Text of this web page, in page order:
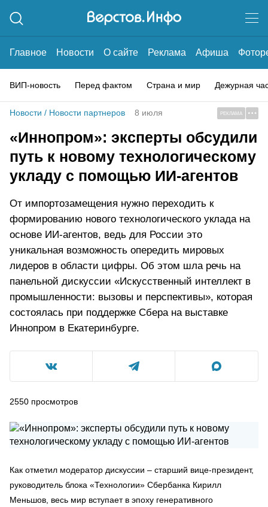
Главное Новости О сайте Реклама Афиша
ВИП-новость Перед фактом Страна и мир Дежурная
Новости / Новости партнеров 8 июля РЕКЛАМА
«Иннопром»: эксперты обсудили
путь к новому технологическому
укладу с помощью ИИ-агентов
От импортозамещения нужно переходить к
формированию нового технологического уклада на
основе ИИ-агентов, ведь для России это
уникальная возможность опередить мировых
лидеров в области цифры. Об этом шла речь на
панельной дискуссии «Искусственный интеллект в
промышленности: вызовы и перспективы», которая
состоялась при поддержке Сбера на выставке
Иннопром в Екатеринбурге.
2550 просмотров
Как отметил модератор дискуссии – старший вице-президент,
руководитель блока «Технологии» Сбербанка Кирилл
Меньшов, весь мир вступает в эпоху генеративного